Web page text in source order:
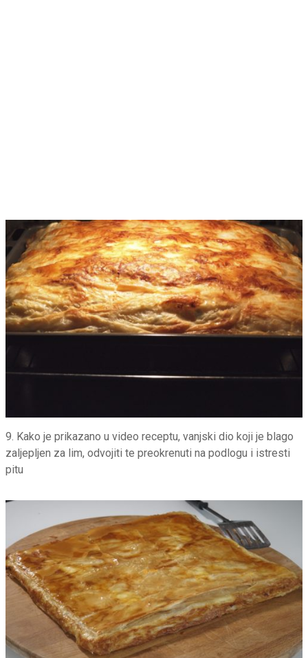
9. Kako je prikazano u video receptu, vanjski dio koji je blago
zaljepljen za lim, odvojiti te preokrenuti na podlogu i istresti
pitu